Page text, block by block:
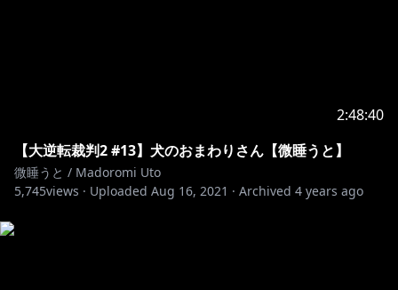
2:48:40
【大逆転裁判2 #13】犬のおまわりさん【微睡うと】
微睡うと / Madoromi Uto
5,745views · Uploaded Aug 16, 2021 · Archived 4 years ago